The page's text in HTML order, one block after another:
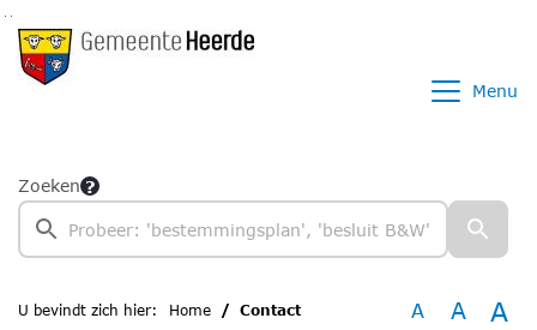
Ga naar de inhoud van deze pagina
Ga naar het zoeken
Ga naar het menu
Menu
Zoeken
U bevindt zich hier: Home Contact A A A